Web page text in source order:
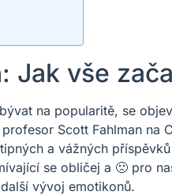
Jak vše
na popularitě, se
Scott Fahlman na
a vážných
se obličej a 🙁 pro
vývoj emotikonů.